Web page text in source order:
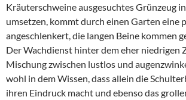
Kräuterschweine ausgesuchtes Grünzeug
umsetzen, kommt durch einen Garten eine
angeschlenkert, die langen Beine kommen
Der Wachdienst hinter dem eher niedrigen
Mischung zwischen lustlos und
wohl in dem Wissen, dass allein die
ihren Eindruck macht und ebenso das